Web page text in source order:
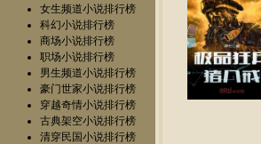
女生频道小说排行榜
科幻小说排行榜
商场小说排行榜
职场小说排行榜
男生频道小说排行榜
豪门世家小说排行榜
穿越奇情小说排行榜
古典架空小说排行榜
清穿民国小说排行榜